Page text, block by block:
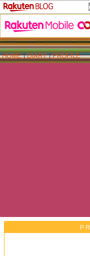
HOME|DIARY|PROFILE
PR